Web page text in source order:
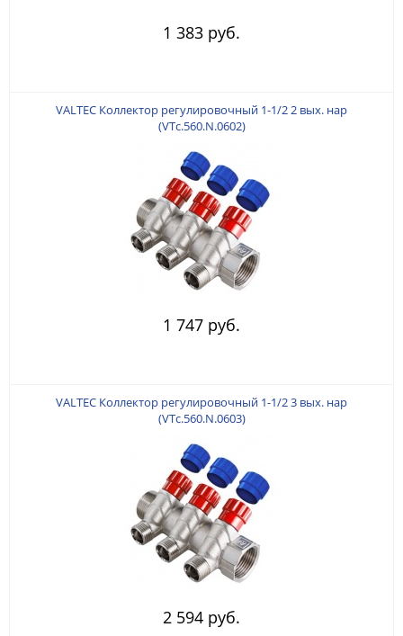
1 383 руб.
VALTEC Коллектор регулировочный 1-1/2 2 вых. нар
(VTc.560.N.0602)
1 747 руб.
VALTEC Коллектор регулировочный 1-1/2 3 вых. нар
(VTc.560.N.0603)
2 594 руб.